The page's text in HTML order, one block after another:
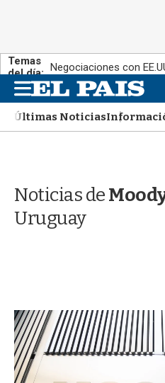
Temas
del día: Negociaciones con
M
e
n
u
Últimas Noticias
Noticias de
Uruguay